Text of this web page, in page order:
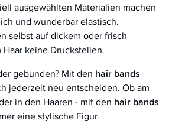
ausgewählten Materialien machen
und wunderbar elastisch.
selbst auf dickem oder frisch
keine Druckstellen.
gebunden? Mit den hair bands
jederzeit neu entscheiden. Ob am
in den Haaren - mit den hair bands
eine stylische Figur.